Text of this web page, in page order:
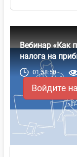
Вебинар «Как
налога на
01:58:50
Войдите